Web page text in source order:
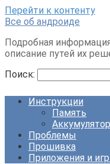
Перейти к контенту
Все об андроиде
Подробная
описание путей их
Поиск:
Инструкции
Память
Аккумулятор
Проблемы
Прошивка
Приложения и